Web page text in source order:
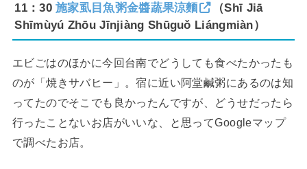
11：30施家虱目魚粥金醬蔬果涼麵
（Shī Jiā
Shīmùyú Zhōu Jīnjiàng Shūguǒ Liángmiàn）
エビごはのほかに今回台南でどうしても食べたかったも
のが「焼きサバヒー」。宿に近い阿堂鹹粥にあるのは知
ってたのでそこでも良かったんですが、どうせだったら
行ったことないお店がいいな、と思ってGoogleマップ
で調べたお店。